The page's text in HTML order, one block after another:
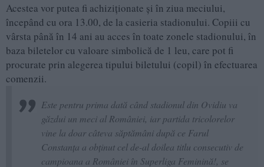
Acestea vor putea fi achiziționate și în ziua meciului,
începând cu ora 13.00, de la casieria stadionului. Copiii cu
vârsta până în 14 ani au acces în toate zonele stadionului, în
baza biletelor cu valoare simbolică de 1 leu, care pot fi
procurate prin alegerea tipului biletului (copil) în efectuarea
comenzii.
Este pentru prima dată când stadionul din Ovidiu va
găzdui un meci al României, iar partida tricolorelor
vine la doar câteva săptămâni după ce Farul
Constanța a obținut cel de-al doilea titlu consecutiv de
campioana a României în Superliga Feminină!, se